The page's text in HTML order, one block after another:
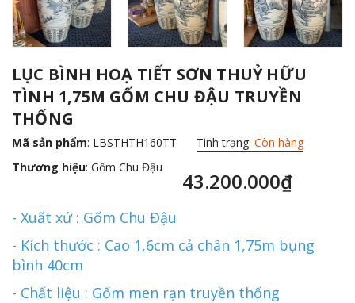
LỤC BÌNH HOẠ TIẾT SƠN THUỶ HỮU
TÌNH 1,75M GỐM CHU ĐẬU TRUYỀN
THỐNG
Mã sản phẩm: LBSTHTH160TT
Thương hiệu: Gốm Chu Đậu
Tình trạng: Còn hàng
43.200.000₫
- Xuất xứ : Gốm Chu Đậu
- Kích thước : Cao 1,6cm cả chân 1,75m bụng
bình 40cm
- Chất liệu : Gốm men rạn truyền thống